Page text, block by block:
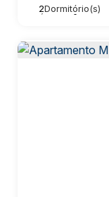
2Dormitório(s)
Útil:
40m²